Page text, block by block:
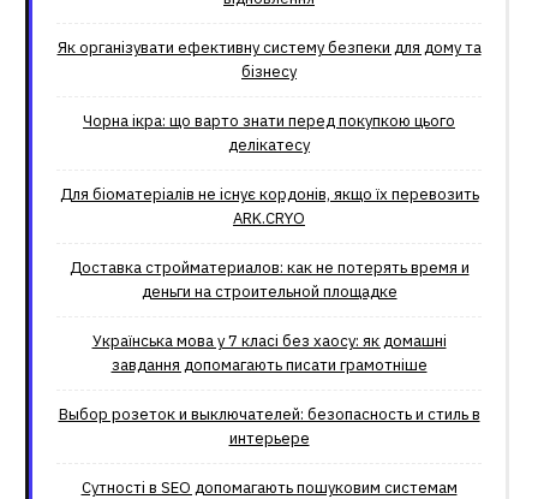
Як організувати ефективну систему безпеки для дому та
бізнесу
Чорна ікра: що варто знати перед покупкою цього
делікатесу
Для біоматеріалів не існує кордонів, якщо їх перевозить
ARK.CRYO
Доставка стройматериалов: как не потерять время и
деньги на строительной площадке
Українська мова у 7 класі без хаосу: як домашні
завдання допомагають писати грамотніше
Выбор розеток и выключателей: безопасность и стиль в
интерьере
Сутності в SEO допомагають пошуковим системам